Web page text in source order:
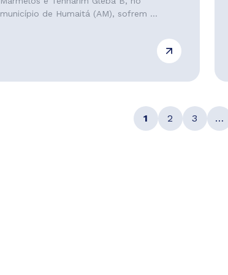
município de Humaitá (AM), sofrem ...
1 2 3 …